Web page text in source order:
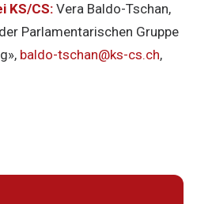
KS/CS: Vera Baldo-Tschan,
Parlamentarischen Gruppe
baldo-tschan@ks-cs.ch,